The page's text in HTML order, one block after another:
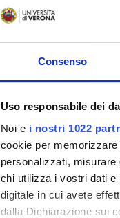
Consenso
Uso responsabile dei
Noi e i nostri 1022
cookie per
personalizzati,
chi utilizza i vostri dati e
digitale in cui avete
dalla Dichiarazione sui